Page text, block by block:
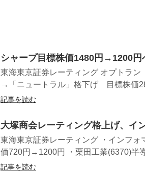
シャープ目標株価1480円→1200円
東海東京証券レーティング オプトラ
→「ニュートラル」格下げ 目標株価
記事を読む
大塚商会レーティング格上げ、イ
東海東京証券レーティング ・インフ
価720円→1200円 ・栗田工業(6370)半
記事を読む